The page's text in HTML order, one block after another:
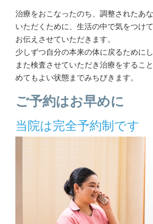
治療をおこなったのち、調整されたあ
いただくために、生活の中で気をつけ
お伝えさせていただきます。
少しずつ自分の本来の体に戻るために
また検査させていただき治療をするこ
めてもよい状態までみちびきます。
ご予約はお早めに
当院は完全予約制です